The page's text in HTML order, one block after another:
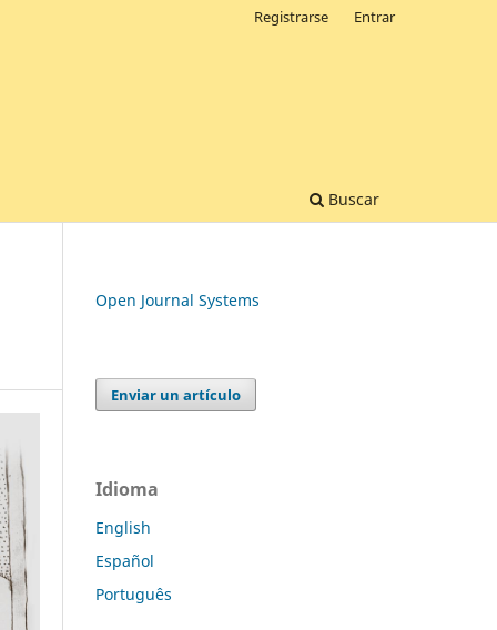
Buscar
Registrarse Entrar
Open Journal Systems
Enviar un artículo
Idioma
English
Español
Português